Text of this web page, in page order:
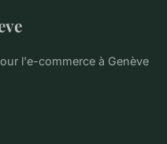
l'e-commerce à Genève